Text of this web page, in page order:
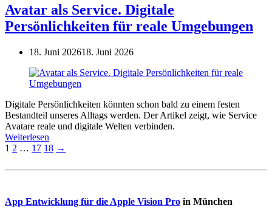
Avatar als Service. Digitale
Persönlichkeiten für reale Umgebungen
18. Juni 202618. Juni 2026
Digitale Persönlichkeiten könnten schon bald zu einem festen
Bestandteil unseres Alltags werden. Der Artikel zeigt, wie Service
Avatare reale und digitale Welten verbinden.
Weiterlesen
1 2 … 17 18 →
App Entwicklung für die Apple Vision Pro in München